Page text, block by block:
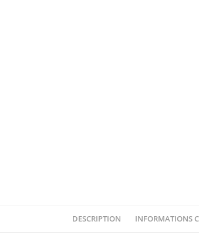
DESCRIPTION INFORMATIONS